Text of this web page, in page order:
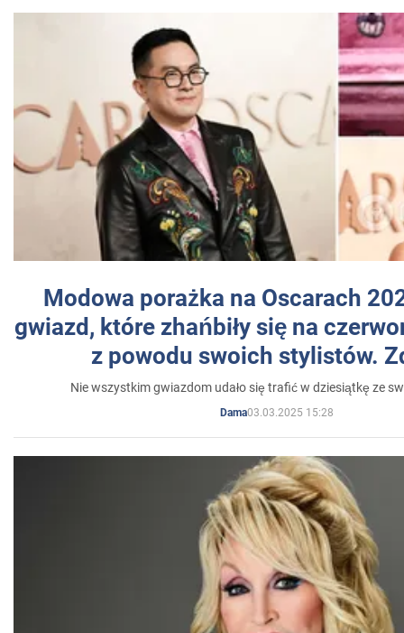
Modowa porażka na Oscarach
gwiazd, które zhańbiły się na
z powodu swoich stylistów.
Nie wszystkim gwiazdom udało się trafić w dziesiątkę ze
Dama03.03.2025 15:28